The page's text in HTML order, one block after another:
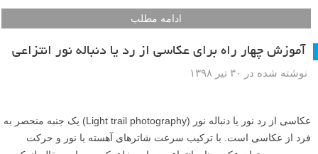
ادامه مطلب
آموزش چهار راه برای عکاسی از رد یا دنباله نور انتزاعی
نوشته شده در ۳۰ تیر ۱۳۹۸